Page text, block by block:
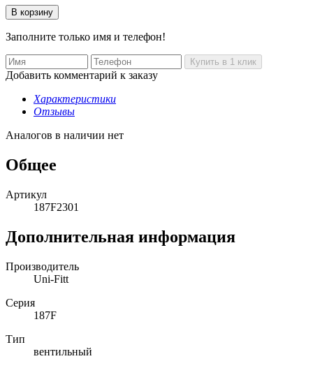
Заполните только имя и телефон!
Добавить комментарий к заказу
Характеристики
Отзывы
Аналогов в наличии нет
Общее
Артикул
187F2301
Дополнительная информация
Производитель
Uni-Fitt
Серия
187F
Тип
вентильный